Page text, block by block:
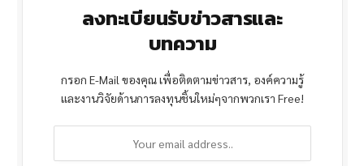
ลงทะเบียนรับข่าวสารและ
บทความ
กรอก E-Mail ของคุณ เพื่อติดตามข่าวสาร, องค์ความรู้
และงานวิจัยด้านการลงทุนชิ้นใหม่ๆจากพวกเรา Free!